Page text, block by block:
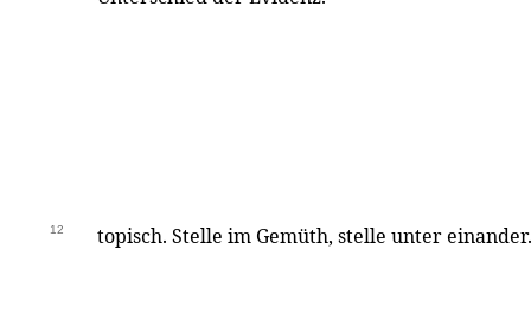
12 topisch. Stelle im Gemüth, stelle unter einander.